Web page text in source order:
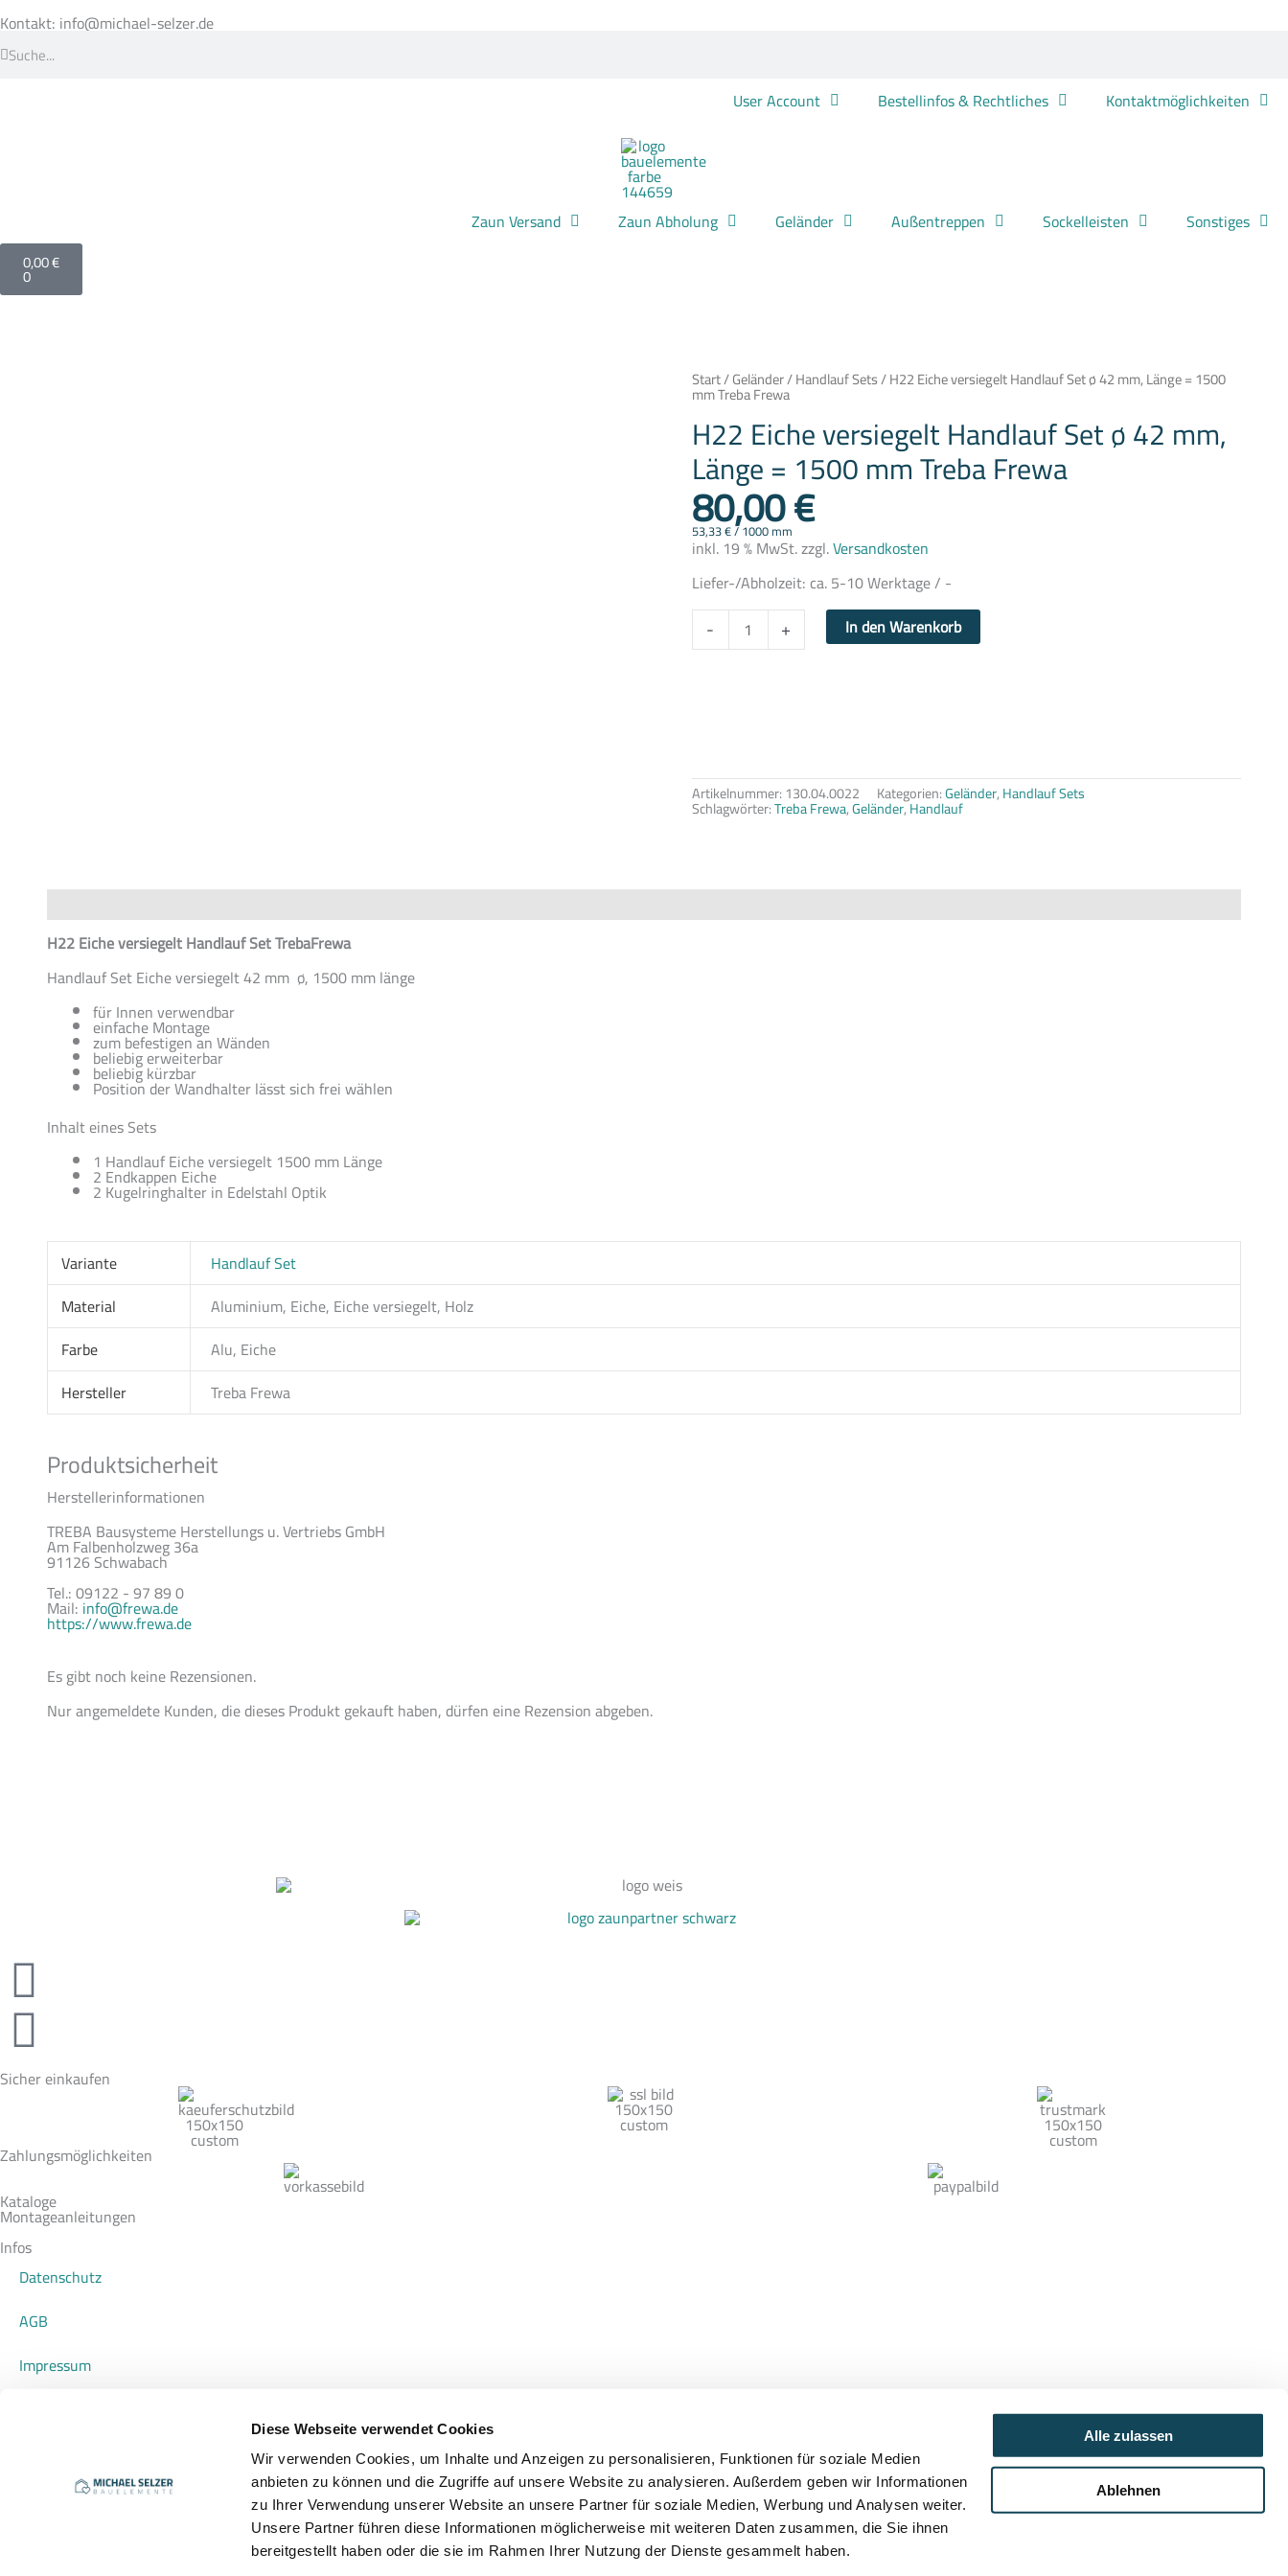
Diese Webseite verwendet Cookies
Wir verwenden Cookies, um Inhalte und Anzeigen zu personalisieren, Funktionen für soziale Medien
anbieten zu können und die Zugriffe auf unsere Website zu analysieren. Außerdem geben wir Informationen
zu Ihrer Verwendung unserer Website an unsere Partner für soziale Medien, Werbung und Analysen weiter.
Unsere Partner führen diese Informationen möglicherweise mit weiteren Daten zusammen, die Sie ihnen
bereitgestellt haben oder die sie im Rahmen Ihrer Nutzung der Dienste gesammelt haben.
Alle zulassen
Ablehnen
Inhalt
springen
Kontakt: info@michael-selzer.de
Suche
Suche
User Account Bestellinfos & Rechtliches Kontaktmöglichkeiten
Zaun Versand Zaun Abholung Geländer Außentreppen Sockelleisten Sonstiges
0,00€
0
Warenkorb
Start/Geländer/Handlauf Sets/ H22 Eiche versiegelt Handlauf Set ø 42 mm, Länge = 1500
mm Treba Frewa
H22 Eiche versiegelt Handlauf Set ø 42 mm,
Länge = 1500 mm Treba Frewa
80,00€
53,33€/1000mm
inkl. 19 % MwSt.zzgl.Versandkosten
Liefer-/Abholzeit: ca. 5-10 Werktage / -
-
H22
Eiche
versiegelt
Handlauf
Set
ø
42
mm,
Länge
=
1500
mm
Treba
Frewa
Menge
+ In den Warenkorb
Artikelnummer:130.04.0022 Kategorien:Geländer,Handlauf Sets
Schlagwörter:Treba Frewa,Geländer,Handlauf
H22 Eiche versiegelt Handlauf Set TrebaFrewa
Handlauf Set Eiche versiegelt 42 mm ø, 1500 mm länge
für Innen verwendbar
einfache Montage
zum befestigen an Wänden
beliebig erweiterbar
beliebig kürzbar
Position der Wandhalter lässt sich frei wählen
Inhalt eines Sets
1 Handlauf Eiche versiegelt 1500 mm Länge
2 Endkappen Eiche
2 Kugelringhalter in Edelstahl Optik
Variante
Handlauf Set
Material
Aluminium, Eiche, Eiche versiegelt, Holz
Farbe
Alu, Eiche
Hersteller
Treba Frewa
Produktsicherheit
Herstellerinformationen
TREBA Bausysteme Herstellungs u. Vertriebs GmbH
Am Falbenholzweg 36a
91126 Schwabach
Tel.: 09122 - 97 89 0
Mail:info@frewa.de
https://www.frewa.de
Es gibt noch keine Rezensionen.
Nur angemeldete Kunden, die dieses Produkt gekauft haben, dürfen eine Rezension abgeben.
Sicher einkaufen
Zahlungsmöglichkeiten
Kataloge
Montageanleitungen
Infos
Datenschutz
AGB
Impressum
Versandarten